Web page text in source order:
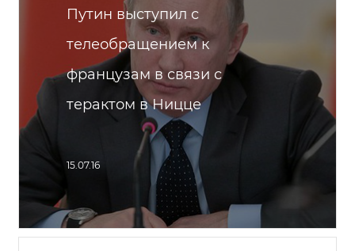
Путин выступил с
телеобращением к
французам в связи с
терактом в Ницце
15.07.16